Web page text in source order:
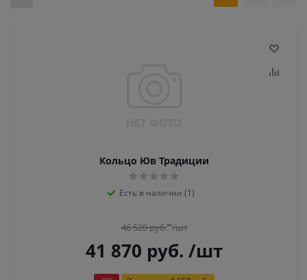
Кольцо Юв Традиции
Есть в наличии (1)
46 520руб. /шт
41 870 руб. /шт